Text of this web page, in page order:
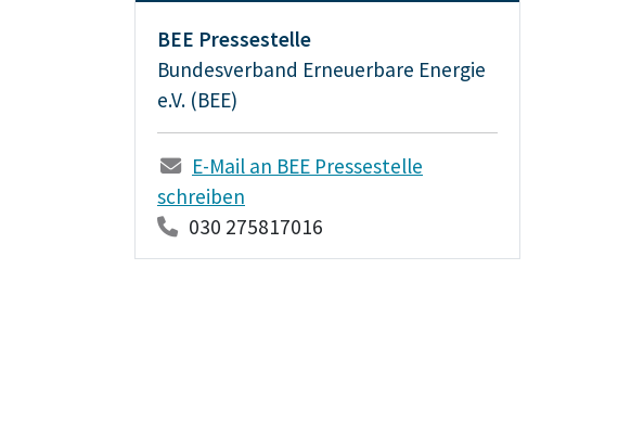
BEE Pressestelle
Bundesverband Erneuerbare Energie
e.V. (BEE)
E-Mail an BEE Pressestelle
schreiben
030 275817016